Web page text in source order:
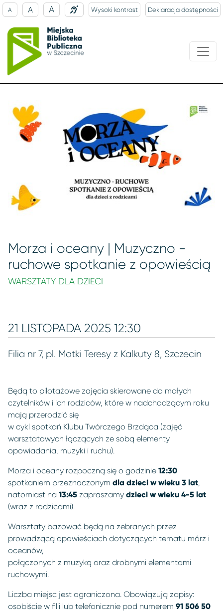
A A A Wysoki kontrast Deklaracja dostępności
Morza i oceany | Muzyczno -
ruchowe spotkanie z opowieścią
WARSZTATY DLA DZIECI
21 LISTOPADA 2025 12:30
Filia nr 7, pl. Matki Teresy z Kalkuty 8, Szczecin
Będą to pilotażowe zajęcia skierowane do małych
czytelników i ich rodziców, które w nadchodzącym roku
mają przerodzić się
w cykl spotkań Klubu Twórczego Brzdąca (zajęć
warsztatowych łączących ze sobą elementy
opowiadania, muzyki i ruchu).
Morza i oceany rozpoczną się o godzinie 12:30
spotkaniem przeznaczonym dla dzieci w wieku 3 lat,
natomiast na 13:45 zapraszamy dzieci w wieku 4-5 lat
(wraz z rodzicami).
Warsztaty bazować będą na zebranych przez
prowadzącą opowieściach dotyczących tematu mórz i
oceanów,
połączonych z muzyką oraz drobnymi elementami
ruchowymi.
Liczba miejsc jest ograniczona. Obowiązują zapisy:
osobiście w filii lub telefonicznie pod numerem 91 506 50